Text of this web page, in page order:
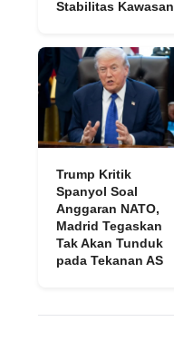
Stabilitas Kawasan
Trump Kritik
Spanyol Soal
Anggaran NATO,
Madrid Tegaskan
Tak Akan Tunduk
pada Tekanan AS